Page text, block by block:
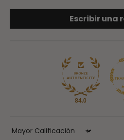
Escribir una
84.0
Sort by